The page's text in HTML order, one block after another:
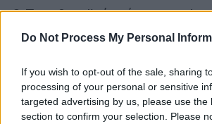
Do Not Process My Personal
If you wish to opt-out of the sale, sharing
processing of your personal or sensitive
targeted advertising by us, please use the
section to confirm your selection. Please
Ο Παναθηναϊκός νίκησε τη
και θα διεκδικήσει το